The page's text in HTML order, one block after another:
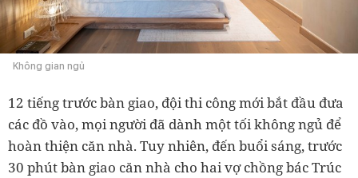
Không gian ngủ
12 tiếng trước bàn giao, đội thi công mới bắt đầu đưa
các đồ vào, mọi người đã dành một tối không ngủ để
hoàn thiện căn nhà. Tuy nhiên, đến buổi sáng, trước
30 phút bàn giao căn nhà cho hai vợ chồng bác Trúc